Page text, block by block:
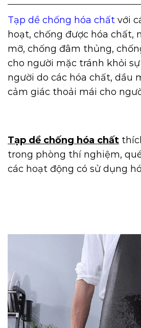
Tạp dề chống hóa chất với
hoạt, chống được hóa chất,
mỡ, chống đâm thủng,
cho người mặc tránh khỏi
người do các hóa chất, dầu
cảm giác thoải mái cho
Tạp dề chống hóa chất
trong phòng thí nghiệm,
các hoạt động có sử dụng